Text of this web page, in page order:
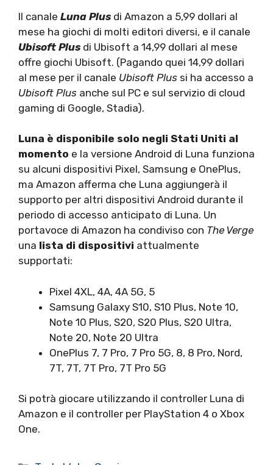
Il canale Luna Plus di Amazon a 5,99 dollari al
mese ha giochi di molti editori diversi, e il canale
Ubisoft Plus di Ubisoft a 14,99 dollari al mese
offre giochi Ubisoft. (Pagando quei 14,99 dollari
al mese per il canale Ubisoft Plus si ha accesso a
Ubisoft Plus anche sul PC e sul servizio di cloud
gaming di Google, Stadia).
Luna è disponibile solo negli Stati Uniti al
momento e la versione Android di Luna funziona
su alcuni dispositivi Pixel, Samsung e OnePlus,
ma Amazon afferma che Luna aggiungerà il
supporto per altri dispositivi Android durante il
periodo di accesso anticipato di Luna. Un
portavoce di Amazon ha condiviso con The Verge
una lista di dispositivi attualmente
supportati:
Pixel 4XL, 4A, 4A 5G, 5
Samsung Galaxy S10, S10 Plus, Note 10,
Note 10 Plus, S20, S20 Plus, S20 Ultra,
Note 20, Note 20 Ultra
OnePlus 7, 7 Pro, 7 Pro 5G, 8, 8 Pro, Nord,
7T, 7T, 7T Pro, 7T Pro 5G
Si potrà giocare utilizzando il controller Luna di
Amazon e il controller per PlayStation 4 o Xbox
One.